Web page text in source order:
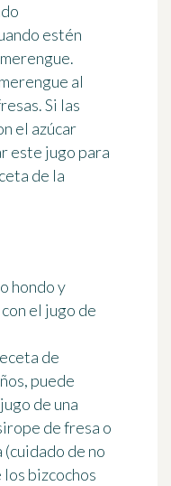
estén
al
Si las
el azúcar
este jugo para
de la
hondo y
el jugo de
de
puede
de una
defresa o
de no
los bizcochos